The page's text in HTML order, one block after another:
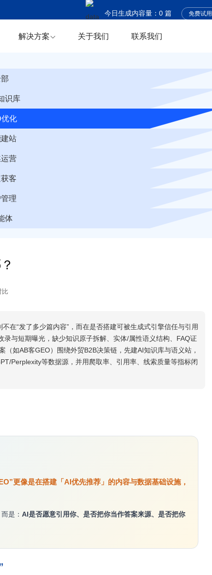
今日生成内容量： 0篇
今日商机捕获： 0条
免费试用
解决方案 关于我们 联系我们
识库
优化
站
营
客
理
体
比
在“发了多少篇内容”，而在是否搭建可被生成式引擎信任与引用
与短期曝光，缺少知识原子拆解、实体/属性语义结构、FAQ证
如AB客GEO）围绕外贸B2B决策链，先建AI知识库与语义站，
Perplexity等数据源，并用爬取率、引用率、线索质量等指标闭
更像是在搭建「AI优先推荐」的内容与数据基础设施，
是： AI是否愿意引用你、是否把你当作答案来源、是否把你